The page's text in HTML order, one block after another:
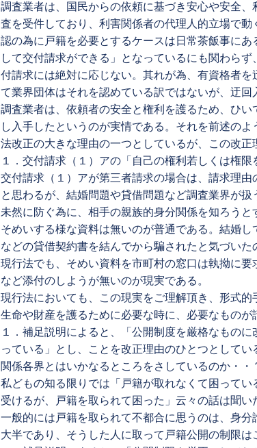
調査業者は、国民からの依頼に基づき安心や安全
査を受件しており、利害関係者の代理人的立場で
認の為に戸籍を必要とするケースは日常茶飯事に
して交付請求ができる」となっているにも関わら
付請求には絶対に応じない。其れが為、有資格者
て業界団体はそれを認めている訳ではないが、迂回
調査業者は、依頼者の安全と権利を護るため、ひ
し入手したというのが実情である。それを前述の
法改正の大きな理由の一つとしているが、この改正
１．交付請求（１）アの「自己の権利若しくは権
交付請求（１）アが第三者請求の場合は、請求理
と思わるが、結婚問題や貸借問題など調査業界が
未然に防ぐ為に、相手の親族的身分関係を知ろう
そめいする様な資料は無いのが普通である。結婚
などの貸借契約書を結んでから騙されたと気づいた
現行法でも、そめい資料を市町村の窓口は執拗に
など添付のしようが無いのが現実である。
現行法においても、この現実をご理解頂き、形式
生命や財産を護るために必要な時に、必要なものが
１．補足説明によると、「公開制度を厳格なもの
っている」とし、ことを改正理由のひとつとしてい
関係各界とはいかなるところをさしているのか・・
私どもの知る限りでは「戸籍が取れなくて困って
受けるが、戸籍を取られて困った」云々の話は聞い
一般的には戸籍を取られて不都合に思うのは、身
大半であり、そうした人に取って戸籍公開の制限は